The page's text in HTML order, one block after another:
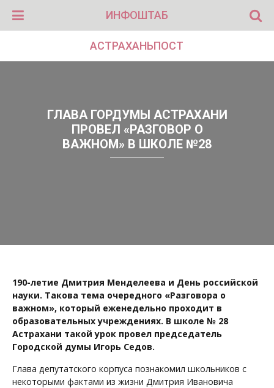
ИНФОШТАБ
АСТРАХАНЬПОСТ
ГЛАВА ГОРДУМЫ АСТРАХАНИ
ПРОВЕЛ «РАЗГОВОР О
ВАЖНОМ» В ШКОЛЕ №28
190-летие Дмитрия Менделеева и День российской
науки. Такова тема очередного «Разговора о
важном», который еженедельно проходит в
образовательных учреждениях. В школе № 28
Астрахани такой урок провел председатель
Городской думы Игорь Седов.
Глава депутатского корпуса познакомил школьников с
некоторыми фактами из жизни Дмитрия Ивановича